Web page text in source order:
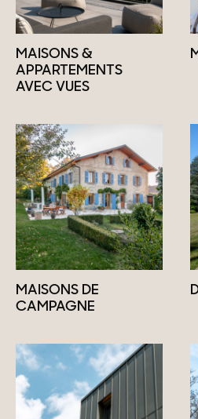
MAISONS &
APPARTEMENTS
AVEC VUES
MAISONS DE
CAMPAGNE